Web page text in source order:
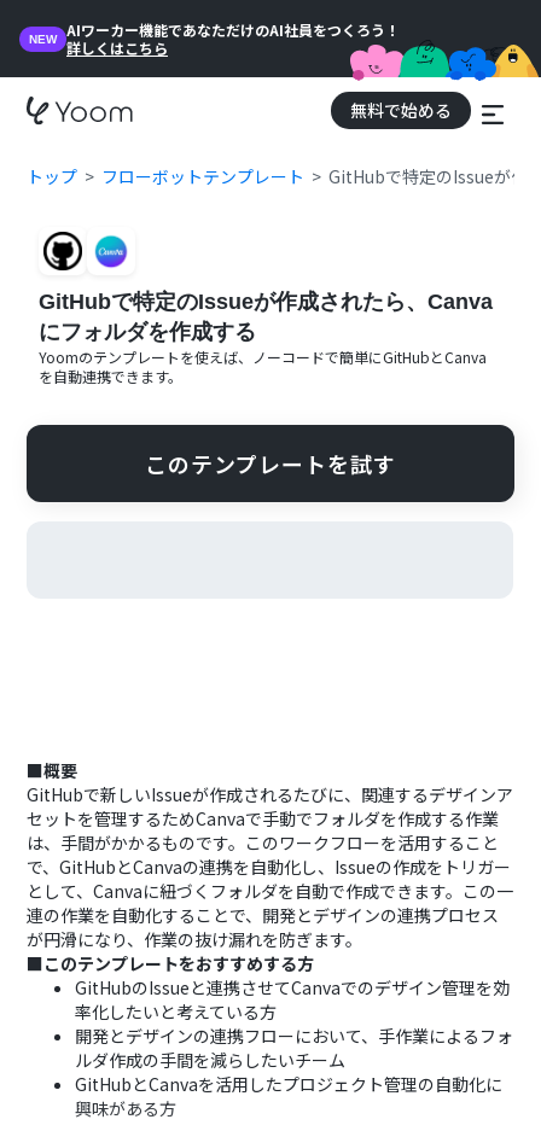
NEW
AIワーカー機能であなただけのAI社員をつくろう！
詳しくはこちら
無料で始める
トップ フローボットテンプレート GitHubで特定のIssueが作
GitHubで特定のIssueが作成されたら、Canva
にフォルダを作成する
Yoomのテンプレートを使えば、ノーコードで簡単にGitHubとCanva
を自動連携できます。
このテンプレートを試す
■概要
GitHubで新しいIssueが作成されるたびに、関連するデザインア
セットを管理するためCanvaで手動でフォルダを作成する作業
は、手間がかかるものです。このワークフローを活用すること
で、GitHubとCanvaの連携を自動化し、Issueの作成をトリガー
として、Canvaに紐づくフォルダを自動で作成できます。この一
連の作業を自動化することで、開発とデザインの連携プロセス
が円滑になり、作業の抜け漏れを防ぎます。
■このテンプレートをおすすめする方
GitHubのIssueと連携させてCanvaでのデザイン管理を効
率化したいと考えている方
開発とデザインの連携フローにおいて、手作業によるフォ
ルダ作成の手間を減らしたいチーム
GitHubとCanvaを活用したプロジェクト管理の自動化に
興味がある方